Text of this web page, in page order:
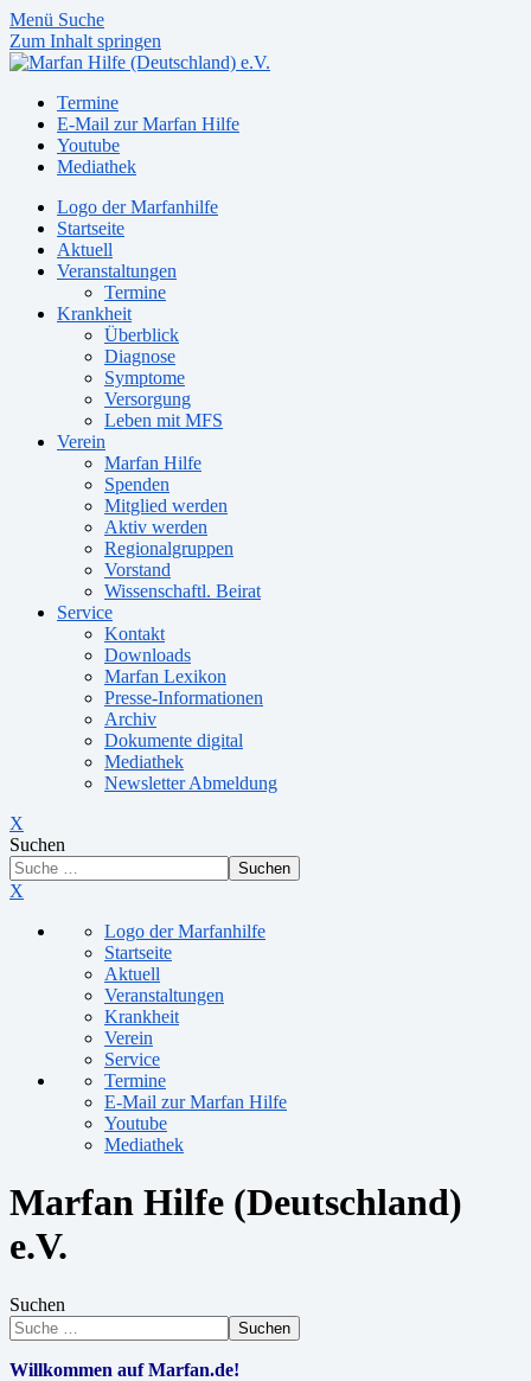
Menü Suche
Zum Inhalt springen
Termine
E-Mail zur Marfan Hilfe
Youtube
Mediathek
Logo der Marfanhilfe
Startseite
Aktuell
Veranstaltungen
Termine
Krankheit
Überblick
Diagnose
Symptome
Versorgung
Leben mit MFS
Verein
Marfan Hilfe
Spenden
Mitglied werden
Aktiv werden
Regionalgruppen
Vorstand
Wissenschaftl. Beirat
Service
Kontakt
Downloads
Marfan Lexikon
Presse-Informationen
Archiv
Dokumente digital
Mediathek
Newsletter Abmeldung
X
Suchen
Suchen
X
Logo der Marfanhilfe
Startseite
Aktuell
Veranstaltungen
Krankheit
Verein
Service
Termine
E-Mail zur Marfan Hilfe
Youtube
Mediathek
Marfan Hilfe (Deutschland)
e.V.
Suchen
Suchen
Willkommen auf Marfan.de!